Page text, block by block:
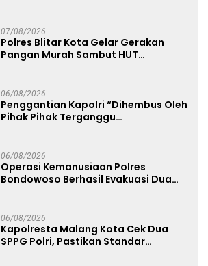
07/08/2026
Polres Blitar Kota Gelar Gerakan
Pangan Murah Sambut HUT
06/08/2026
Penggantian Kapolri “Dihembus Oleh
Pihak Pihak Terganggu
06/08/2026
Operasi Kemanusiaan Polres
Bondowoso Berhasil Evakuasi Dua
06/08/2026
Kapolresta Malang Kota Cek Dua
SPPG Polri, Pastikan Standar